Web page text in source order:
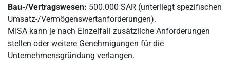
Bau-/Vertragswesen: 500.000 SAR (unterliegt spezifischen
Umsatz-/Vermögenswertanforderungen).
MISA kann je nach Einzelfall zusätzliche Anforderungen
stellen oder weitere Genehmigungen für die
Unternehmensgründung verlangen.